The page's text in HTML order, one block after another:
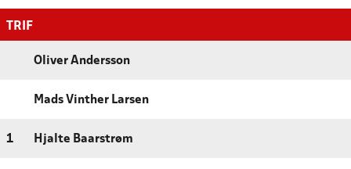
TRIF
Oliver Andersson
Mads Vinther Larsen
1 Hjalte Baarstrøm